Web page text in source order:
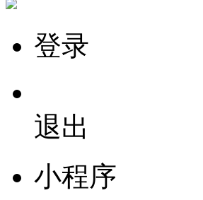
登录
退出
小程序